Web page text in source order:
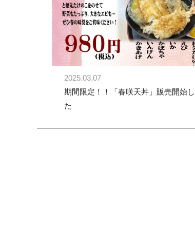
2025.03.07
期間限定！！「春咲天丼」販売開始
た